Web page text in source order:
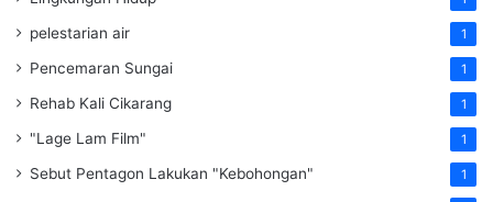
pelestarian air 1
Pencemaran Sungai 1
Rehab Kali Cikarang 1
"Lage Lam Film" 1
Sebut Pentagon Lakukan "Kebohongan" 1